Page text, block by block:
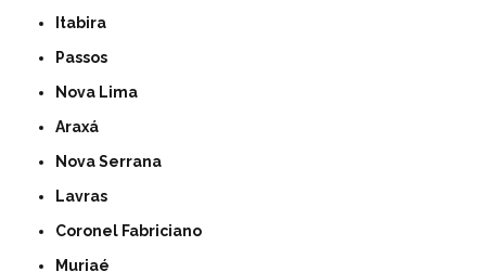
Itabira
Passos
Nova Lima
Araxá
Nova Serrana
Lavras
Coronel Fabriciano
Muriaé